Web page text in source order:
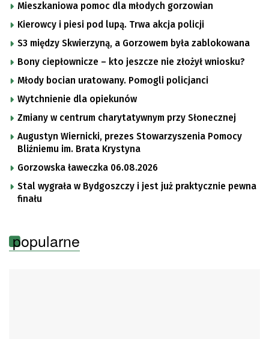
Mieszkaniowa pomoc dla młodych gorzowian
Kierowcy i piesi pod lupą. Trwa akcja policji
S3 między Skwierzyną, a Gorzowem była zablokowana
Bony ciepłownicze – kto jeszcze nie złożył wniosku?
Młody bocian uratowany. Pomogli policjanci
Wytchnienie dla opiekunów
Zmiany w centrum charytatywnym przy Słonecznej
Augustyn Wiernicki, prezes Stowarzyszenia Pomocy
Bliźniemu im. Brata Krystyna
Gorzowska ławeczka 06.08.2026
Stal wygrała w Bydgoszczy i jest już praktycznie pewna
finału
popularne